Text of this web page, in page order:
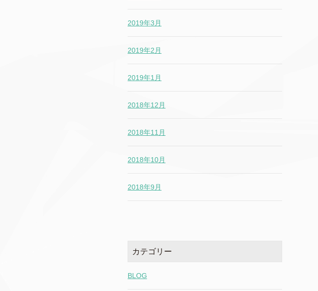
2019年3月
2019年2月
2019年1月
2018年12月
2018年11月
2018年10月
2018年9月
カテゴリー
BLOG